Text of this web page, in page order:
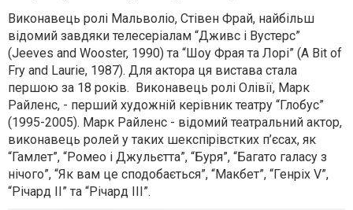
Виконавець ролі Мальволіо, Стівен Фрай, найбільш
відомий завдяки телесеріалам “Дживс і Вустерс”
(Jeeves and Wooster, 1990) та “Шоу Фрая та Лорі” (A Bit of
Fry and Laurie, 1987). Для актора ця вистава стала
першою за 18 років. Виконавець ролі Олівії, Марк
Райленс, - перший художній керівник театру “Глобус”
(1995-2005). Марк Райленс - відомий театральний актор,
виконавець ролей у таких шекспірівстких п’єсах, як
“Гамлет”, “Ромео і Джульєтта”, “Буря”, “Багато галасу з
нічого”, “Як вам це сподобається”, “Макбет”, “Генріх V”,
“Річард II” та “Річард ІІІ”.